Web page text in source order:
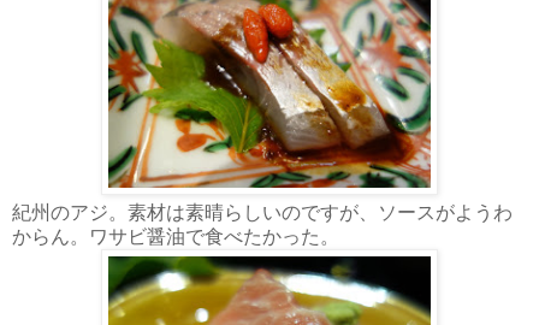
紀州のアジ。素材は素晴らしいのですが、ソースがようわ
からん。ワサビ醤油で食べたかった。